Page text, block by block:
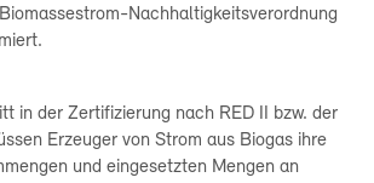
Nachhaltigkeitsverordnung
in der Zertifizierung nach RED II bzw. der
Erzeuger von Strom aus Biogas ihre
und eingesetzten Mengen an